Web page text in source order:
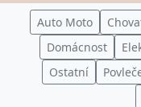
Auto Moto
Domácnost
Ostatní